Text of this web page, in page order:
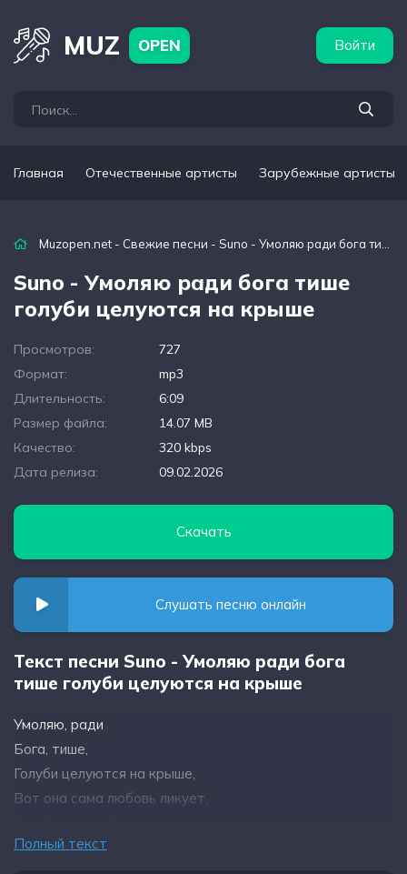
MUZ OPEN Войти
Главная Отечественные артисты Зарубежные артисты
Muzopen.net - Свежие песни - Suno - Умоляю ради бога тише голуби целуются на крыше
Suno - Умоляю ради бога тише
голуби целуются на крыше
Просмотров:
727
Формат:
mp3
Длительность:
6:09
Размер файла:
14.07 MB
Качество:
320 kbps
Дата релиза:
09.02.2026
Скачать
Слушать песню онлайн
Текст песни Suno - Умоляю ради бога
тише голуби целуются на крыше
Умоляю, ради
Бога, тише,
Голуби целуются на крыше,
Вот она сама любовь ликует,
Вот она сама любовь ликует
Полный текст
артисты Популярные подборки